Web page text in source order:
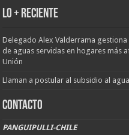
LO + RECIENTE
Delegado Alex Valderrama
de aguas servidas en hogares más
Unión
Llaman a postular al subsidio al
CONTACTO
PANGUIPULLI-CHILE